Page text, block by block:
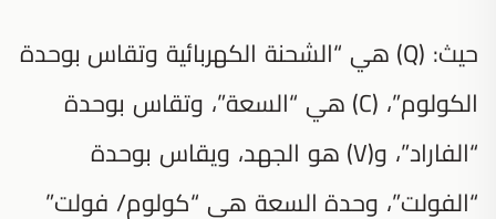
حيث: (Q) هي “الشحنة الكهربائية وتقاس بوحدة
الكولوم”، (C) هي “السعة”، وتقاس بوحدة
“الفاراد”، و(V) هو الجهد، ويقاس بوحدة
“الفولت”، وحدة السعة هي “كولوم/ فولت”